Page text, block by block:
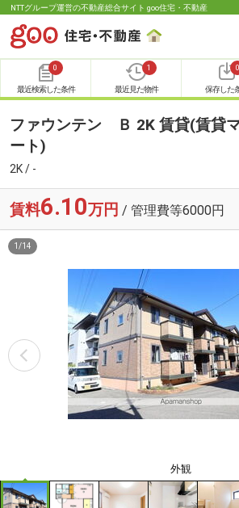
NTTグループ運営の不動産総合サイト goo住宅・不動産
0
最近検索した条件
1
最近見た物件
0
保存した
ファウンテン Ｂ 2K 賃貸(賃貸
ート)
2K / -
賃料6.10万円 / 管理費等6000円
外観
1 /14